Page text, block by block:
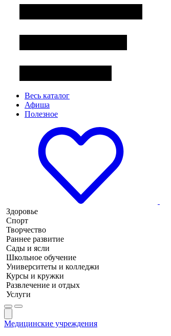
Весь каталог
Афиша
Полезное
Здоровье
Спорт
Творчество
Раннее развитие
Сады и ясли
Школьное обучение
Университеты и колледжи
Курсы и кружки
Развлечение и отдых
Услуги
Медицинские учреждения